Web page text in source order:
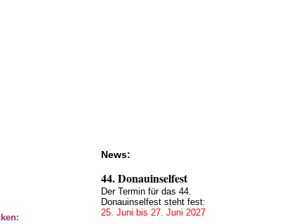
News:
44. Donauinselfest
Der Termin für das 44.
Donauinselfest steht fest:
25. Juni bis 27. Juni 2027